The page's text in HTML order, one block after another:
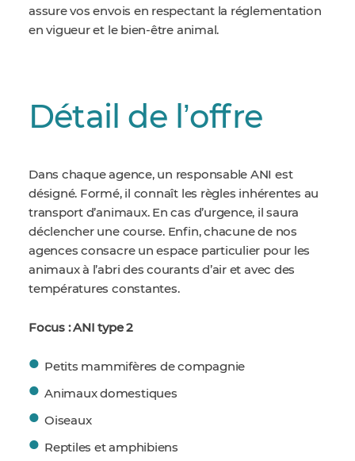
assure vos envois en respectant la réglementation
en vigueur et le bien-être animal.
Détail de lʼoffre
Dans chaque agence, un responsable ANI est
désigné. Formé, il connaît les règles inhérentes au
transport d’animaux. En cas d’urgence, il saura
déclencher une course. Enfin, chacune de nos
agences consacre un espace particulier pour les
animaux à l’abri des courants d’air et avec des
températures constantes.
Focus : ANI type 2
Petits mammifères de compagnie
Animaux domestiques
Oiseaux
Reptiles et amphibiens